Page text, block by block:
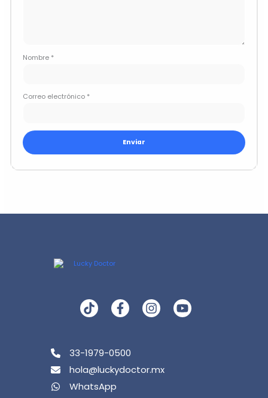
Nombre *
Correo electrónico *
33-1979-0500
hola@luckydoctor.mx
WhatsApp